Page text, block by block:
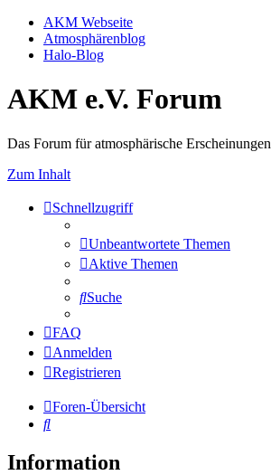
AKM Webseite
Atmosphärenblog
Halo-Blog
AKM e.V. Forum
Das Forum für atmosphärische Erscheinungen
Zum Inhalt
Schnellzugriff
Unbeantwortete Themen
Aktive Themen
Suche
FAQ
Anmelden
Registrieren
Foren-Übersicht
Suche
Information